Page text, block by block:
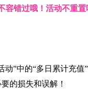
容错过哦！活动不重置
”中的“多日累计充
的损失和误解！